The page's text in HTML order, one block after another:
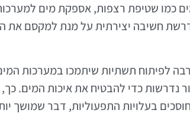
כמו שטיפת רצפות, אספקת מים
חשיבה יצירתית על מנת למקסם את
לפיתוח תשתיות שיתמכו במערכות
נדרשות כדי להבטיח את איכות המים.
בעלויות התפעוליות, דבר שמושך